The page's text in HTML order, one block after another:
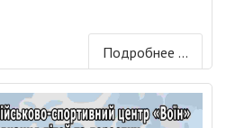
Подробнее ...